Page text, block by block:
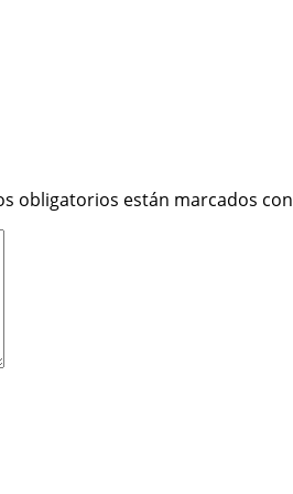
obligatorios están marcados con